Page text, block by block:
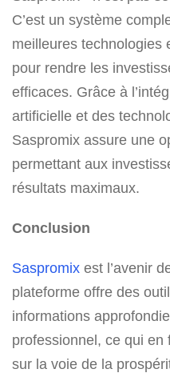
C’est un système
meilleures technologies
pour rendre les
efficaces. Grâce à
artificielle et des
Saspromix assure une
permettant aux
résultats maximaux.
Conclusion
Saspromix est l’avenir
plateforme offre des
informations
professionnel, ce qui
sur la voie de la